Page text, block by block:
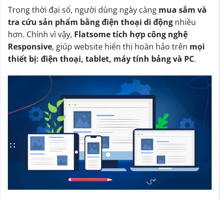
Trong thời đại số, người dùng ngày càng mua sắm và
tra cứu sản phẩm bằng điện thoại di động nhiều
hơn. Chính vì vậy, Flatsome tích hợp công nghệ
Responsive, giúp website hiển thị hoàn hảo trên mọi
thiết bị: điện thoại, tablet, máy tính bảng và PC.